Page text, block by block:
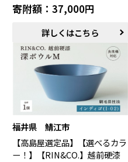
寄附額：37,000円
詳しくはこちら
福井県 鯖江市
【高島屋選定品】【選べるカラ
ー！】【RIN&CO.】越前硬漆